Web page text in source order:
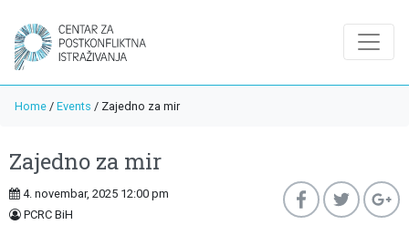
Home / Events / Zajedno za mir
Zajedno za mir
4. novembar, 2025 12:00 pm
PCRC BiH